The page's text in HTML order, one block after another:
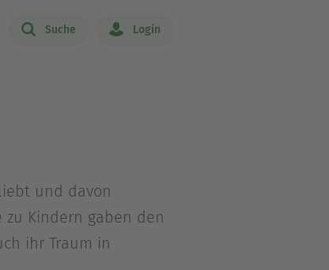
Suche Login
und davon
Kindern gaben den
ihr Traum in